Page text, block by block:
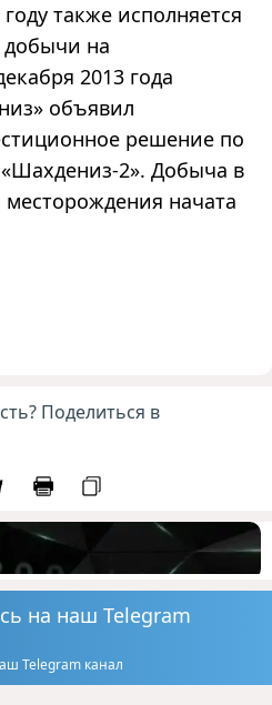
также исполняется
добычи на
2013 года
объявил
решение по
2». Добыча в
начата
Поделиться в
на наш Telegram
Telegram канал